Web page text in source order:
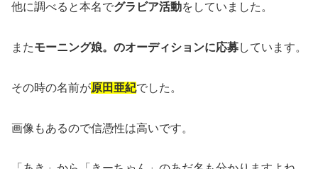
他に調べると本名でグラビア活動をしていました。
またモーニング娘。のオーディションに応募しています。
その時の名前が原田亜紀でした。
画像もあるので信憑性は高いです。